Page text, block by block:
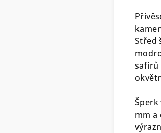
Střed
safírů
mm a